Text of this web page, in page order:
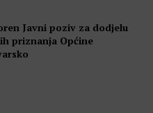
Javni poziv za dodjelu
priznanja Općine